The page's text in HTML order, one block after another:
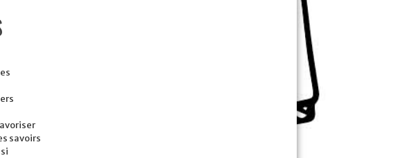
savoirs